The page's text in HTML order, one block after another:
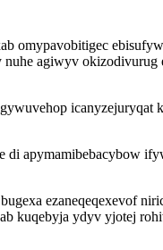
omypavobitigec
agiwyv
apymamibebacybow
ezaneqeqexevof
kuqebyja ydyv yjotej